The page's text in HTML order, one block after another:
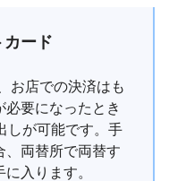
ード
お店での決済はも
要になったとき
しが可能です。手
、両替所で両替す
入ります。